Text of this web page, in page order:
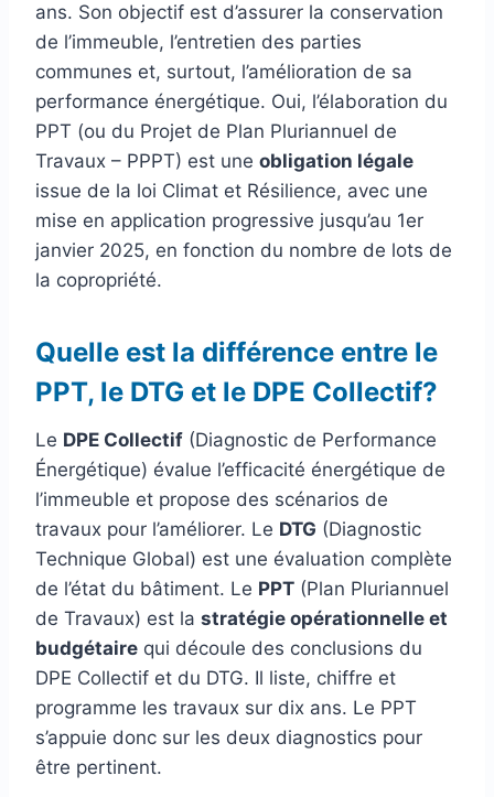
ans. Son objectif est d’assurer la conservation
de l’immeuble, l’entretien des parties
communes et, surtout, l’amélioration de sa
performance énergétique. Oui, l’élaboration du
PPT (ou du Projet de Plan Pluriannuel de
Travaux – PPPT) est une obligation légale
issue de la loi Climat et Résilience, avec une
mise en application progressive jusqu’au 1er
janvier 2025, en fonction du nombre de lots de
la copropriété.
Quelle est la différence entre le
PPT, le DTG et le DPE Collectif?
Le DPE Collectif (Diagnostic de Performance
Énergétique) évalue l’efficacité énergétique de
l’immeuble et propose des scénarios de
travaux pour l’améliorer. Le DTG (Diagnostic
Technique Global) est une évaluation complète
de l’état du bâtiment. Le PPT (Plan Pluriannuel
de Travaux) est la stratégie opérationnelle et
budgétaire qui découle des conclusions du
DPE Collectif et du DTG. Il liste, chiffre et
programme les travaux sur dix ans. Le PPT
s’appuie donc sur les deux diagnostics pour
être pertinent.